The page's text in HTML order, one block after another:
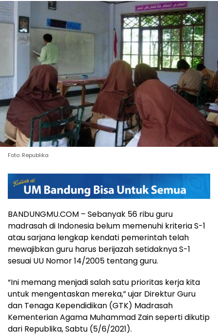
Foto: Republika
BANDUNGMU.COM – Sebanyak 56 ribu guru
madrasah di Indonesia belum memenuhi kriteria S-1
atau sarjana lengkap kendati pemerintah telah
mewajibkan guru harus berijazah setidaknya S-1
sesuai UU Nomor 14/2005 tentang guru.
“Ini memang menjadi salah satu prioritas kerja kita
untuk mengentaskan mereka,” ujar Direktur Guru
dan Tenaga Kependidikan (GTK) Madrasah
Kementerian Agama Muhammad Zain seperti dikutip
dari Republika, Sabtu (5/6/2021).